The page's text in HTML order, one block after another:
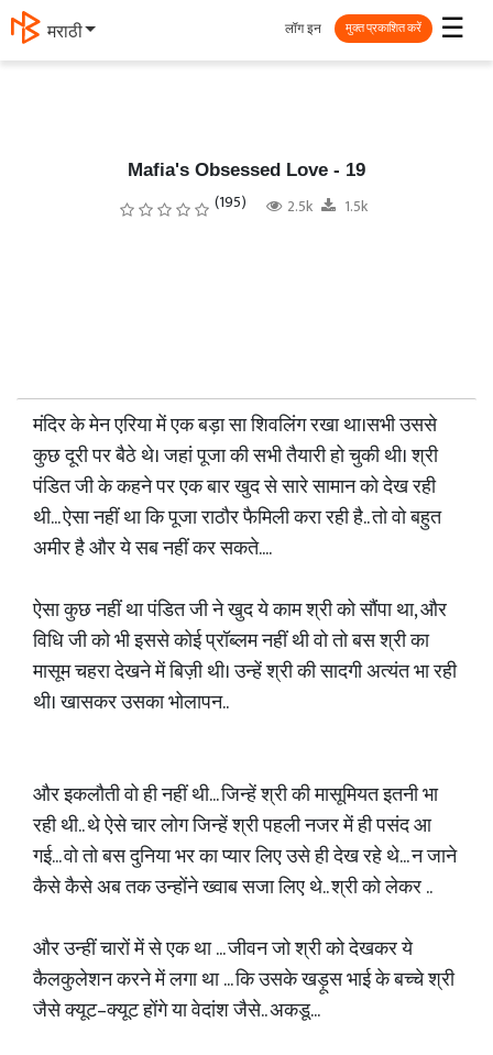
தமிழ் ☰
लॉग इन मुक्त प्रकाशित करें
Mafia's Obsessed Love - 19
(195) 2.5k 1.5k
मंदिर के मेन एरिया में एक बड़ा सा शिवलिंग रखा था।सभी उससे
कुछ दूरी पर बैठे थे। जहां पूजा की सभी तैयारी हो चुकी थी। श्री
पंडित जी के कहने पर एक बार खुद से सारे सामान को देख रही
थी... ऐसा नहीं था कि पूजा राठौर फैमिली करा रही है.. तो वो बहुत
अमीर है और ये सब नहीं कर सकते....
ऐसा कुछ नहीं था पंडित जी ने खुद ये काम श्री को सौंपा था, और
विधि जी को भी इससे कोई प्रॉब्लम नहीं थी वो तो बस श्री का
मासूम चहरा देखने में बिज़ी थी। उन्हें श्री की सादगी अत्यंत भा रही
थी। खासकर उसका भोलापन..
और इकलौती वो ही नहीं थी... जिन्हें श्री की मासूमियत इतनी भा
रही थी.. थे ऐसे चार लोग जिन्हें श्री पहली नजर में ही पसंद आ
गई... वो तो बस दुनिया भर का प्यार लिए उसे ही देख रहे थे... न जाने
कैसे कैसे अब तक उन्होंने ख्वाब सजा लिए थे.. श्री को लेकर ..
और उन्हीं चारों में से एक था ... जीवन जो श्री को देखकर ये
कैलकुलेशन करने में लगा था ... कि उसके खड़ूस भाई के बच्चे श्री
जैसे क्यूट–क्यूट होंगे या वेदांश जैसे.. अकडू...